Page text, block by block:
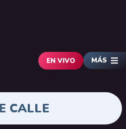
EN VIVO MÁS
CALLE